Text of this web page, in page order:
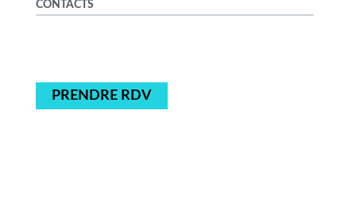
CONTACTS
PRENDRE RDV